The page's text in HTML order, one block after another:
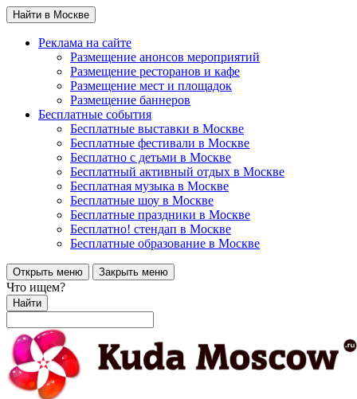
Найти в Москве
Реклама на сайте
Размещение анонсов мероприятий
Размещение ресторанов и кафе
Размещение мест и площадок
Размещение баннеров
Бесплатные события
Бесплатные выставки в Москве
Бесплатные фестивали в Москве
Бесплатно с детьми в Москве
Бесплатный активный отдых в Москве
Бесплатная музыка в Москве
Бесплатные шоу в Москве
Бесплатные праздники в Москве
Бесплатно! стендап в Москве
Бесплатные образование в Москве
Открыть меню Закрыть меню
Что ищем?
Найти